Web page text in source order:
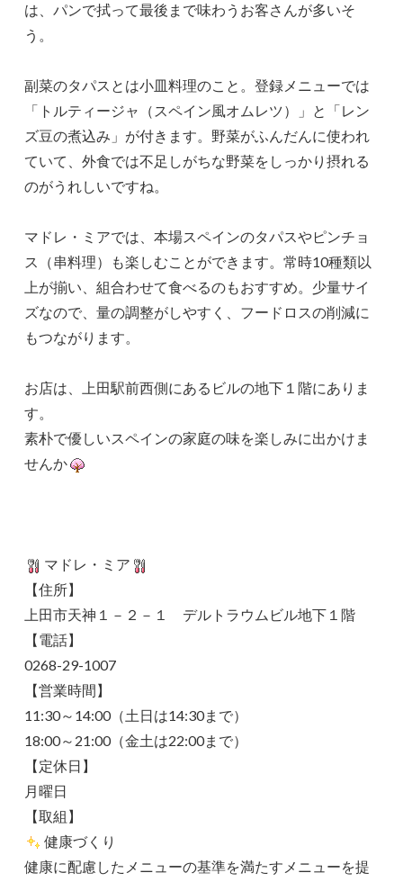
は、パンで拭って最後まで味わうお客さんが多いそ
う。
副菜のタパスとは小皿料理のこと。登録メニューでは
「トルティージャ（スペイン風オムレツ）」と「レン
ズ豆の煮込み」が付きます。野菜がふんだんに使われ
ていて、外食では不足しがちな野菜をしっかり摂れる
のがうれしいですね。
マドレ・ミアでは、本場スペインのタパスやピンチョ
ス（串料理）も楽しむことができます。常時10種類以
上が揃い、組合わせて食べるのもおすすめ。少量サイ
ズなので、量の調整がしやすく、フードロスの削減に
もつながります。
お店は、上田駅前西側にあるビルの地下１階にありま
す。
素朴で優しいスペインの家庭の味を楽しみに出かけま
せんか
マドレ・ミア
【住所】
上田市天神１－２－１ デルトラウムビル地下１階
【電話】
0268-29-1007
【営業時間】
11:30～14:00（土日は14:30まで）
18:00～21:00（金土は22:00まで）
【定休日】
月曜日
【取組】
健康づくり
健康に配慮したメニューの基準を満たすメニューを提